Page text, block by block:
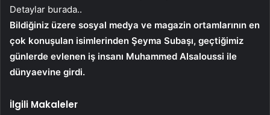
Detaylar burada..
Bildiğiniz üzere sosyal medya ve magazin ortamlarının en
çok konuşulan isimlerinden Şeyma Subaşı, geçtiğimiz
günlerde evlenen iş insanı Muhammed Alsaloussi ile
dünyaevine girdi.
İlgili Makaleler